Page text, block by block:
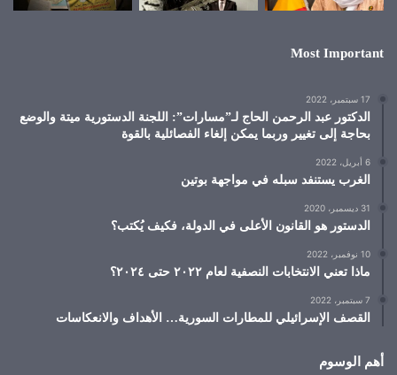
Most Important
17 سبتمبر، 2022
الدكتور عبد الرحمن الحاج لـ”مسارات”: اللجنة الدستورية ميتة والوضع
بحاجة إلى تغيير وربما يمكن إلغاء الفصائلية بالقوة
6 أبريل، 2022
الغرب يستنفد سبله في مواجهة بوتين
31 ديسمبر، 2020
الدستور هو القانون الأعلى في الدولة، فكيف يُكتب؟
10 نوفمبر، 2022
ماذا تعني الانتخابات النصفية لعام ٢٠٢٢ حتى ٢٠٢٤؟
7 سبتمبر، 2022
القصف الإسرائيلي للمطارات السورية… الأهداف والانعكاسات
أهم الوسوم